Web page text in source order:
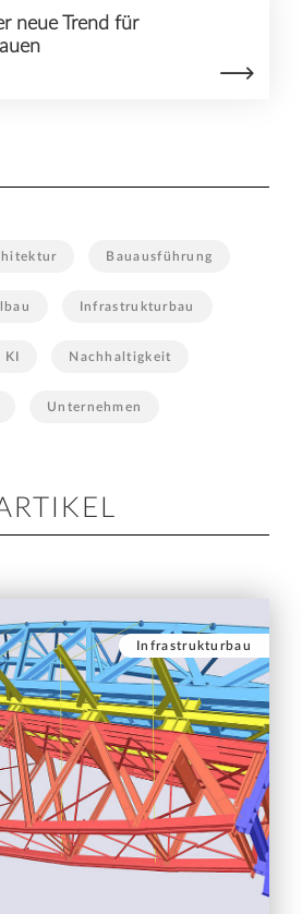
neue Trend für
Bauausführung
Infrastrukturbau
KI Nachhaltigkeit
Unternehmen
Infrastrukturbau